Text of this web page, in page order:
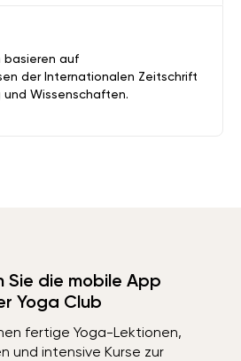
basieren auf
der Internationalen Zeitschrift
und Wissenschaften.
Sie die mobile App
Yoga Club
fertige Yoga-Lektionen,
und intensive Kurse zur